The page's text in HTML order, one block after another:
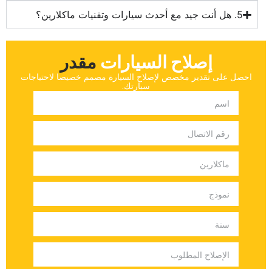
‏5. هل أنت جيد مع أحدث سيارات وتقنيات ماكلارين؟‏
إصلاح السيارات ‏مقدر‏
‏احصل على تقدير مخصص لإصلاح السيارة مصمم خصيصا لاحتياجات
سيارتك.‏